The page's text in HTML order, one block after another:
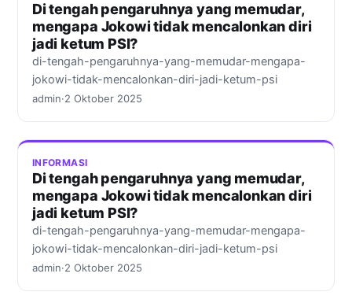
Di tengah pengaruhnya yang memudar,
mengapa Jokowi tidak mencalonkan diri
jadi ketum PSI?
di-tengah-pengaruhnya-yang-memudar-mengapa-
jokowi-tidak-mencalonkan-diri-jadi-ketum-psi
admin·2 Oktober 2025
INFORMASI
Di tengah pengaruhnya yang memudar,
mengapa Jokowi tidak mencalonkan diri
jadi ketum PSI?
di-tengah-pengaruhnya-yang-memudar-mengapa-
jokowi-tidak-mencalonkan-diri-jadi-ketum-psi
admin·2 Oktober 2025